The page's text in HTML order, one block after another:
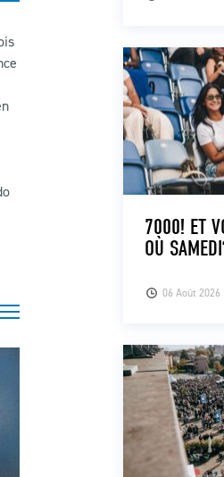
06 Août 2026
7000! ET
OÙ